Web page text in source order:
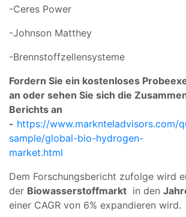
-Ceres Power
-Johnson Matthey
-Brennstoffzellensysteme
Fordern Sie ein kostenloses
an oder sehen Sie sich die
Berichts an
- https://www.marknteladvisors.com/
sample/global-bio-hydrogen-
market.html
Dem Forschungsbericht zufolge wird
der Biowasserstoffmarkt in den
einer CAGR von 6% expandieren wird.